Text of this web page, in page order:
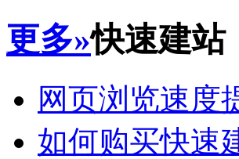
更多»快速建站
网页浏览速度
如何购买快速